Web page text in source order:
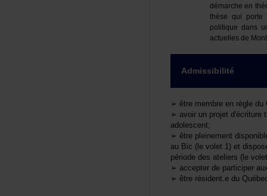
Admissibilité
adolescent;